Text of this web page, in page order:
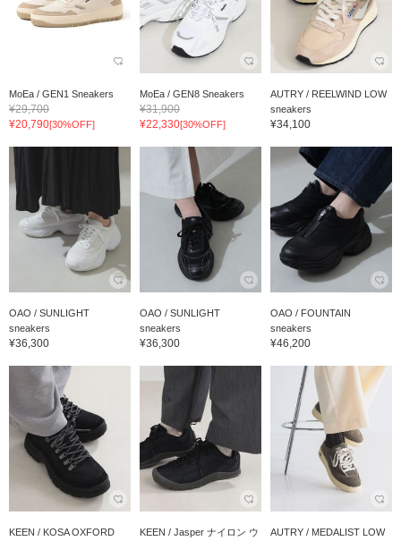
MoEa / GEN1 Sneakers
¥29,700
¥20,790[30%OFF]
MoEa / GEN8 Sneakers
¥31,900
¥22,330[30%OFF]
AUTRY / REELWIND LOW
sneakers
¥34,100
OAO / SUNLIGHT
sneakers
¥36,300
OAO / SUNLIGHT
sneakers
¥36,300
OAO / FOUNTAIN
sneakers
¥46,200
KEEN / KOSA OXFORD
KEEN / Jasper ナイロン ウ
AUTRY / MEDALIST LOW